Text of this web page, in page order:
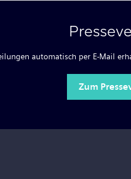
automatisch per E-Mail
Zum